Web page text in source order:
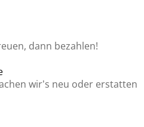
dann bezahlen!
wir’s neu oder erstatten